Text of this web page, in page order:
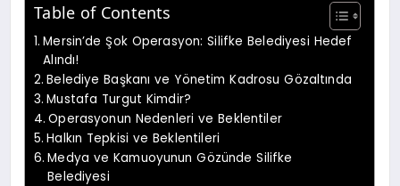
Table of Contents
Mersin’de Şok Operasyon: Silifke Belediyesi Hedef
Alındı!
Belediye Başkanı ve Yönetim Kadrosu Gözaltında
Mustafa Turgut Kimdir?
Operasyonun Nedenleri ve Beklentiler
Halkın Tepkisi ve Beklentileri
Medya ve Kamuoyunun Gözünde Silifke
Belediyesi